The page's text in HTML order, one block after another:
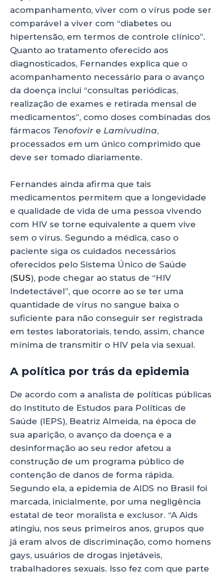
acompanhamento, viver com o vírus pode ser
comparável a viver com “diabetes ou
hipertensão, em termos de controle clínico”.
Quanto ao tratamento oferecido aos
diagnosticados, Fernandes explica que o
acompanhamento necessário para o avanço
da doença inclui “consultas periódicas,
realização de exames e retirada mensal de
medicamentos”, como doses combinadas dos
fármacos Tenofovir e Lamivudina,
processados em um único comprimido que
deve ser tomado diariamente.
Fernandes ainda afirma que tais
medicamentos permitem que a longevidade
e qualidade de vida de uma pessoa vivendo
com HIV se torne equivalente a quem vive
sem o vírus. Segundo a médica, caso o
paciente siga os cuidados necessários
oferecidos pelo Sistema Único de Saúde
(SUS), pode chegar ao status de “HIV
Indetectável”, que ocorre ao se ter uma
quantidade de vírus no sangue baixa o
suficiente para não conseguir ser registrada
em testes laboratoriais, tendo, assim, chance
mínima de transmitir o HIV pela via sexual.
A política por trás da epidemia
De acordo com a analista de políticas públicas
do Instituto de Estudos para Políticas de
Saúde (IEPS), Beatriz Almeida, na época de
sua aparição, o avanço da doença e a
desinformação ao seu redor afetou a
construção de um programa público de
contenção de danos de forma rápida.
Segundo ela, a epidemia de AIDS no Brasil foi
marcada, inicialmente, por uma negligência
estatal de teor moralista e exclusor. “A Aids
atingiu, nos seus primeiros anos, grupos que
já eram alvos de discriminação, como homens
gays, usuários de drogas injetáveis,
trabalhadores sexuais. Isso fez com que parte